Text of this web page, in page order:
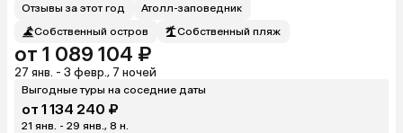
Отзывы за этот год
Атолл-заповедник
Собственный остров
Собственный пляж
от 1 089 104 ₽
27 янв. - 3 февр., 7 ночей
Выгодные туры на соседние даты
от 1 134 240 ₽
21 янв. - 29 янв., 8 н.